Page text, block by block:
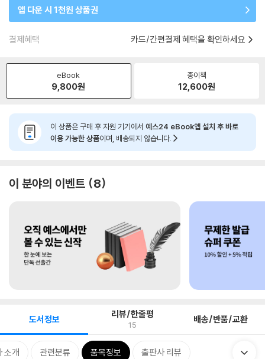
앱 다운 시 1천원 상품권
결제혜택 카드/간편결제 혜택을 확인하세요
eBook
9,800원
종이책
12,600원
이 상품은 구매 후 지원 기기에서 예스24 eBook앱 설치 후 바로
이용 가능한 상품이며, 배송되지 않습니다.
이 분야의 이벤트 8
도서정보 리뷰/한줄평
15 배송/반품/교환
소개 관련분류 품목정보 출판사 리뷰